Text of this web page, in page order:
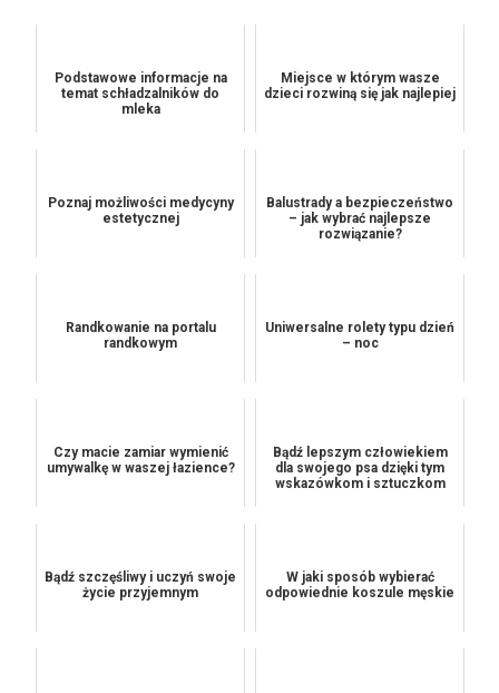
Podstawowe informacje na
temat schładzalników do
mleka
Miejsce w którym wasze
dzieci rozwiną się jak najlepiej
Poznaj możliwości medycyny
estetycznej
Balustrady a bezpieczeństwo
– jak wybrać najlepsze
rozwiązanie?
Randkowanie na portalu
randkowym
Uniwersalne rolety typu dzień
– noc
Czy macie zamiar wymienić
umywalkę w waszej łazience?
Bądź lepszym człowiekiem
dla swojego psa dzięki tym
wskazówkom i sztuczkom
Bądź szczęśliwy i uczyń swoje
życie przyjemnym
W jaki sposób wybierać
odpowiednie koszule męskie